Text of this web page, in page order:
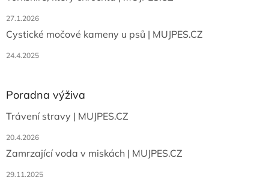
27.1.2026
Cystické močové kameny u psů | MUJPES.CZ
24.4.2025
Poradna výživa
Trávení stravy | MUJPES.CZ
20.4.2026
Zamrzající voda v miskách | MUJPES.CZ
29.11.2025